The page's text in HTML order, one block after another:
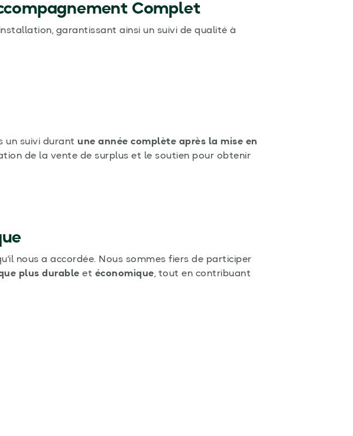
Complet
garantissant ainsi un suivi de qualité à
un suivi durant une année complète après la mise en
de la vente de surplus et le soutien pour obtenir
nous a accordée. Nous sommes fiers de participer
plus durable et économique, tout en contribuant